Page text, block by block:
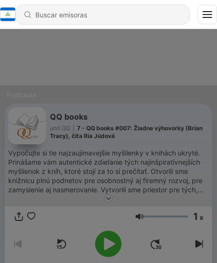
QQ books
unit QQ
7 - QQ books #007: Žiadne výhovorky (Brian
Tracy), číta Ria Júdová
Vypočujte si tie najzaujímavejšie myšlienky v knihách ukryté.
Prinášame vám autentické zdieľanie tých najinšpiratívnejších
myšlienok z kníh, ktoré stojí za to si prečítať. Otvorili sme
knižnicu plnú podnetov pre osobnostný aj firemný rozvoj, pre
zamyslenie aj nasmerovanie. Vytvorili sme priestor pre tých,
ktorí hľadajú inšpirácie a chcú inšpirovať. Nech sa páči,
Volumen 1 x